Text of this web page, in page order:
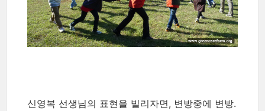
신영복 선생님의 표현을 빌리자면, 변방중에 변방.